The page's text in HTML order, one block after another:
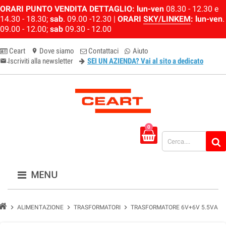
ORARI PUNTO VENDITA DETTAGLIO: lun-ven 08.30 - 12.30 e
14.30 - 18.30; sab. 09.00 -12.30 | ORARI SKY/LINKEM: lun-ven.
09.00 - 12.00; sab 09.30 - 12.00
Ceart location_on Dove siamo Contattaci Aiuto
email-newsletter
Iscriviti alla newsletter SEI UN AZIENDA? Vai al sito a dedicato
0
MENU
chevron_right ALIMENTAZIONE chevron_right TRASFORMATORI chevron_right TRASFORMATORE 6V+6V 5.5VA